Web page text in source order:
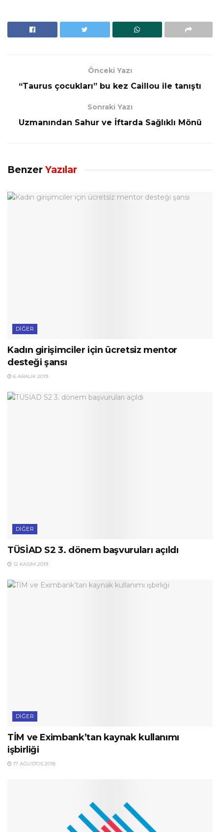
Önceki Yazı
“Taurus çocukları” bu kez Caillou ile tanıştı
Sonraki Yazı
Uzmanından Sahur ve İftarda Sağlıklı Mönü
Benzer Yazılar
DIĞER
Kadın girişimciler için ücretsiz mentor
desteği şansı
6 ARALIK 2019
DIĞER
TÜSİAD S2 3. dönem başvuruları açıldı
12 KASIM 2019
DIĞER
TİM ve Eximbank’tan kaynak kullanımı
işbirliği
17 AĞUSTOS 2018